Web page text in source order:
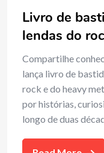
Livro de
lendas do
Compartilhe
lança livro de
rock e do heavy
por histórias,
longo de duas